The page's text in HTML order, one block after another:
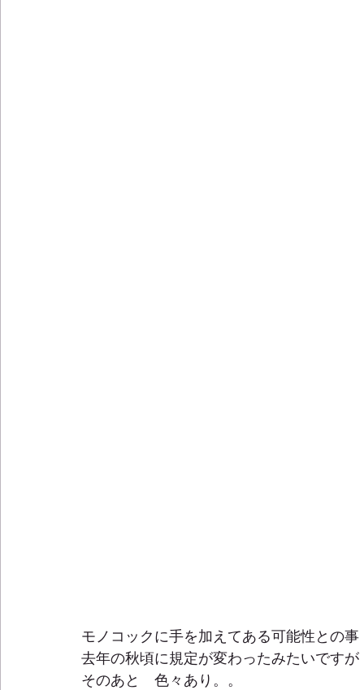
モノコックに手を加えてある可能性との
去年の秋頃に規定が変わったみたいです
そのあと　色々あり。。